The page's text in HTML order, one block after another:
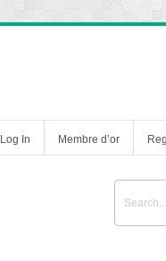
Log In Membre d’or